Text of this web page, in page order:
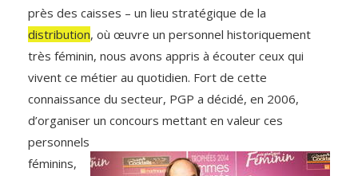
près des caisses – un lieu stratégique de la
distribution, où œuvre un personnel historiquement
très féminin, nous avons appris à écouter ceux qui
vivent ce métier au quotidien. Fort de cette
connaissance du secteur, PGP a décidé, en 2006,
d’organiser un concours mettant en valeur ces
personnels
féminins,